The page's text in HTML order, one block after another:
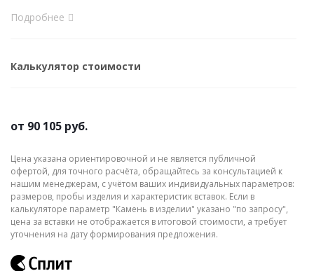
Подробнее
Калькулятор стоимости
от 90 105 руб.
Цена указана ориентировочной и не является публичной
офертой, для точного расчёта, обращайтесь за консультацией к
нашим менеджерам, с учётом ваших индивидуальных параметров:
размеров, пробы изделия и характеристик вставок. Если в
калькуляторе параметр "Камень в изделии" указано "по запросу",
цена за вставки не отображается в итоговой стоимости, а требует
уточнения на дату формирования предложения.